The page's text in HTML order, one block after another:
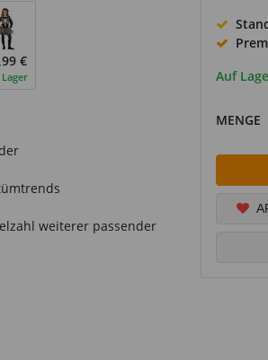
€
weiterer passender
Auf
MENGE